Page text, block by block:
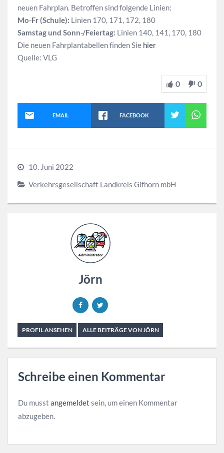
neuen Fahrplan. Betroffen sind folgende Linien:
Mo-Fr (Schule): Linien 170, 171, 172, 180
Samstag und Sonn-/Feiertag: Linien 140, 141, 170, 180
Die neuen Fahrplantabellen finden Sie hier
Quelle: VLG
0 0
EMAIL FACEBOOK
10. Juni 2022
Verkehrsgesellschaft Landkreis Gifhorn mbH
Jörn
PROFIL ANSEHEN ALLE BEITRÄGE VON JÖRN
Schreibe einen Kommentar
Du musst angemeldet sein, um einen Kommentar
abzugeben.